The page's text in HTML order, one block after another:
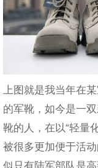
上图就是我当年在
的军靴，如今是一
靴的人，在以“轻量
被很多更加便于活
似只有陆军部队是